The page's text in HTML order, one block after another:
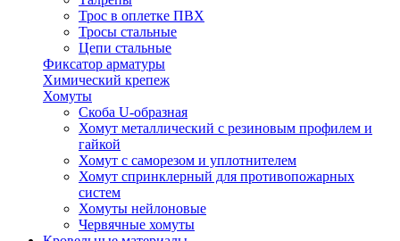
Трос в оплетке ПВХ
Тросы стальные
Цепи стальные
Фиксатор арматуры
Химический крепеж
Хомуты
Скоба U-образная
Хомут металлический с резиновым профилем и
гайкой
Хомут с саморезом и уплотнителем
Хомут спринклерный для противопожарных
систем
Хомуты нейлоновые
Червячные хомуты